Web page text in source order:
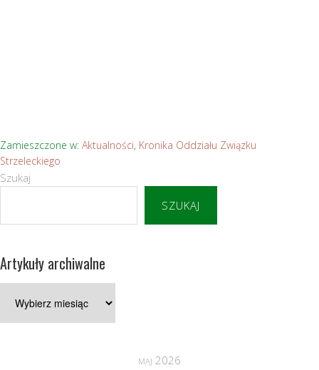
Zamieszczone w: Aktualności, Kronika Oddziału Związku
Strzeleckiego
Szukaj
SZUKAJ
Artykuły archiwalne
archiwalne
maj 2026